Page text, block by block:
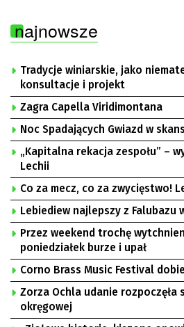
najnowsze
Tradycje winiarskie, jako
konsultacje i projekt
Zagra Capella Viridimontana
Noc Spadających Gwiazd w
„Kapitalna rekacja zespołu” –
Lechii
Co za mecz, co za zwycięstwo!
Lebiediew najlepszy z Falubazu
Przez weekend trochę
poniedziałek burze i upał
Corno Brass Music Festival
Zorza Ochla udanie rozpoczęła
okręgowej